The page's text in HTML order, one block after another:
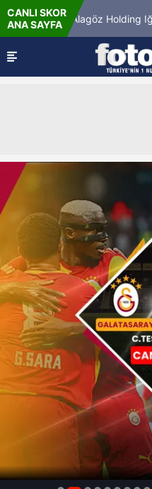
CANLI SKOR
ANA SAYFAAlagöz Holding Iğdır FK